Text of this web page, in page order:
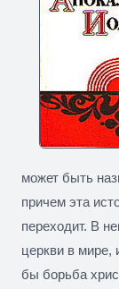
может быть
причем эта
переходит. В
церкви в мире,
бы борьба